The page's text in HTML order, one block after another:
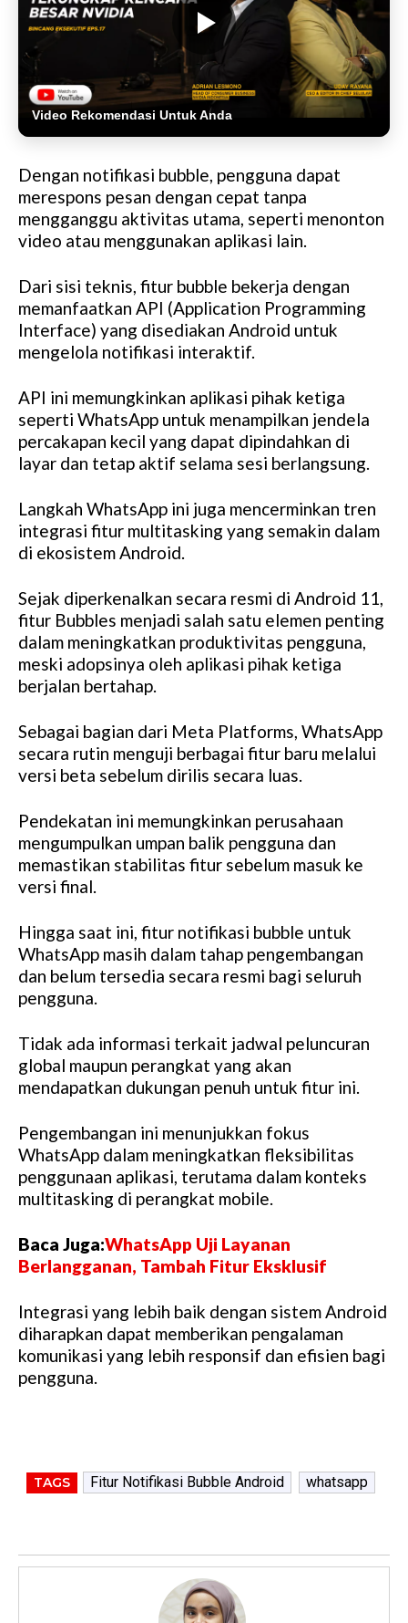
Video Rekomendasi Untuk Anda
Dengan notifikasi bubble, pengguna dapat
merespons pesan dengan cepat tanpa
mengganggu aktivitas utama, seperti menonton
video atau menggunakan aplikasi lain.
Dari sisi teknis, fitur bubble bekerja dengan
memanfaatkan API (Application Programming
Interface) yang disediakan Android untuk
mengelola notifikasi interaktif.
API ini memungkinkan aplikasi pihak ketiga
seperti WhatsApp untuk menampilkan jendela
percakapan kecil yang dapat dipindahkan di
layar dan tetap aktif selama sesi berlangsung.
Langkah WhatsApp ini juga mencerminkan tren
integrasi fitur multitasking yang semakin dalam
di ekosistem Android.
Sejak diperkenalkan secara resmi di Android 11,
fitur Bubbles menjadi salah satu elemen penting
dalam meningkatkan produktivitas pengguna,
meski adopsinya oleh aplikasi pihak ketiga
berjalan bertahap.
Sebagai bagian dari Meta Platforms, WhatsApp
secara rutin menguji berbagai fitur baru melalui
versi beta sebelum dirilis secara luas.
Pendekatan ini memungkinkan perusahaan
mengumpulkan umpan balik pengguna dan
memastikan stabilitas fitur sebelum masuk ke
versi final.
Hingga saat ini, fitur notifikasi bubble untuk
WhatsApp masih dalam tahap pengembangan
dan belum tersedia secara resmi bagi seluruh
pengguna.
Tidak ada informasi terkait jadwal peluncuran
global maupun perangkat yang akan
mendapatkan dukungan penuh untuk fitur ini.
Pengembangan ini menunjukkan fokus
WhatsApp dalam meningkatkan fleksibilitas
penggunaan aplikasi, terutama dalam konteks
multitasking di perangkat mobile.
Baca Juga:WhatsApp Uji Layanan
Berlangganan, Tambah Fitur Eksklusif
Integrasi yang lebih baik dengan sistem Android
diharapkan dapat memberikan pengalaman
komunikasi yang lebih responsif dan efisien bagi
pengguna.
TAGS Fitur Notifikasi Bubble Android whatsapp